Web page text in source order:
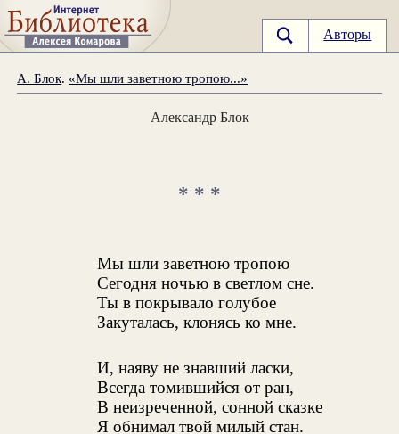
Авторы
А. Блок. «Мы шли заветною тропою...»
Александр Блок
* * *
Мы шли заветною тропою
Сегодня ночью в светлом сне.
Ты в покрывало голубое
Закуталась, клонясь ко мне.
И, наяву не знавший ласки,
Всегда томившийся от ран,
В неизреченной, сонной сказке
Я обнимал твой милый стан.